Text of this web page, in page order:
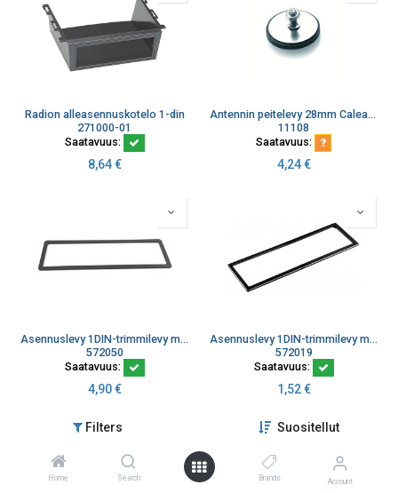
Filters Suositellut
Home Search Brands Account
Radion alleasennuskotelo 1-din
271000-01
Saatavuus:
8,64€
Antennin peitelevy 28mm Calearo
11108
Saatavuus:
4,24€
Asennuslevy 1DIN-trimmilevy metalli
572050
Saatavuus:
4,90€
Asennuslevy 1DIN-trimmilevy muovi
572019
Saatavuus:
1,52€